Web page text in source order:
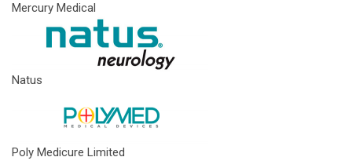
Mercury Medical
Natus
Poly Medicure Limited